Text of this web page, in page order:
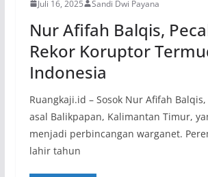
Juli 16, 2025 Sandi Dwi Payana
Nur Afifah Balqis,
Rekor Koruptor
Indonesia
Ruangkaji.id – Sosok Nur Afifah
asal Balikpapan, Kalimantan Timur,
menjadi perbincangan warganet.
lahir tahun